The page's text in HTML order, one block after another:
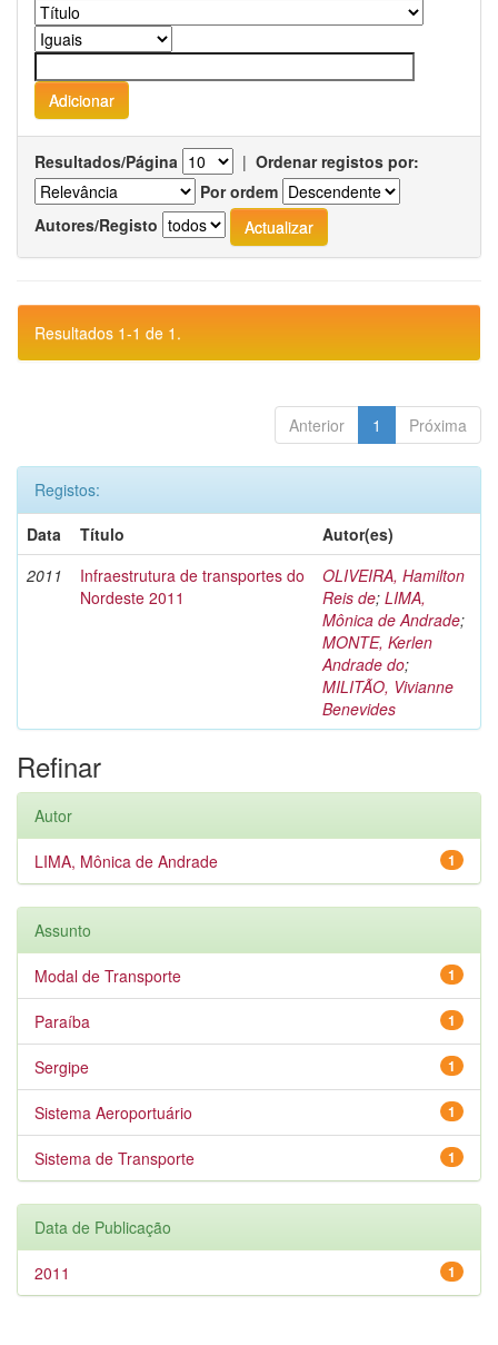
Resultados/Página | Ordenar registos por:
Por ordem
Autores/Registo
Resultados 1-1 de 1.
Anterior 1 Próxima
Registos:
Data
Título
Autor(es)
2011
Infraestrutura de transportes do
Nordeste 2011
OLIVEIRA, Hamilton
Reis de; LIMA,
Mônica de Andrade;
MONTE, Kerlen
Andrade do;
MILITÃO, Vivianne
Benevides
Refinar
Autor
1
LIMA, Mônica de Andrade
Assunto
1
Modal de Transporte
1
Paraíba
1
Sergipe
1
Sistema Aeroportuário
1
Sistema de Transporte
Data de Publicação
1
2011